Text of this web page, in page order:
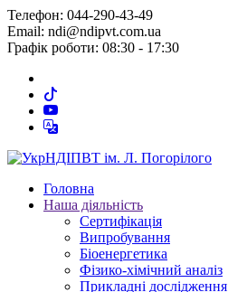
Телефон: 044-290-43-49
Email: ndi@ndipvt.com.ua
Графік роботи: 08:30 - 17:30
Головна
Наша діяльність
Сертифікація
Випробування
Біоенергетика
Фізико-хімічний аналіз
Прикладні дослідження